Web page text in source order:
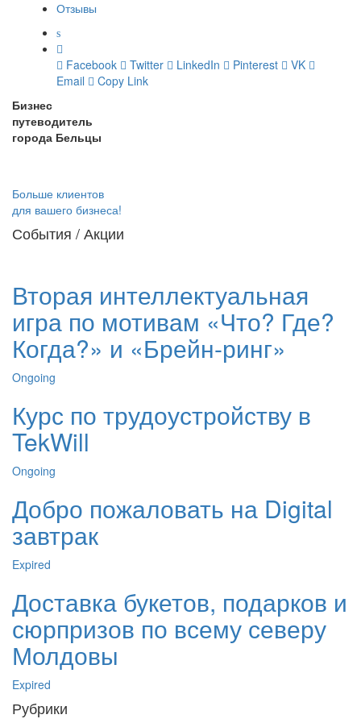
Отзывы
Facebook Twitter LinkedIn Pinterest
VK
Email
Copy Link
Бизнес
путеводитель
города Бельцы
Больше клиентов
для вашего бизнеса!
События / Акции
Вторая интеллектуальная
игра по мотивам «Что? Где?
Когда?» и «Брейн-ринг»
Ongoing
Курс по трудоустройству в
TekWill
Ongoing
Добро пожаловать на Digital
завтрак
Expired
Доставка букетов, подарков и
сюрпризов по всему северу
Молдовы
Expired
Рубрики